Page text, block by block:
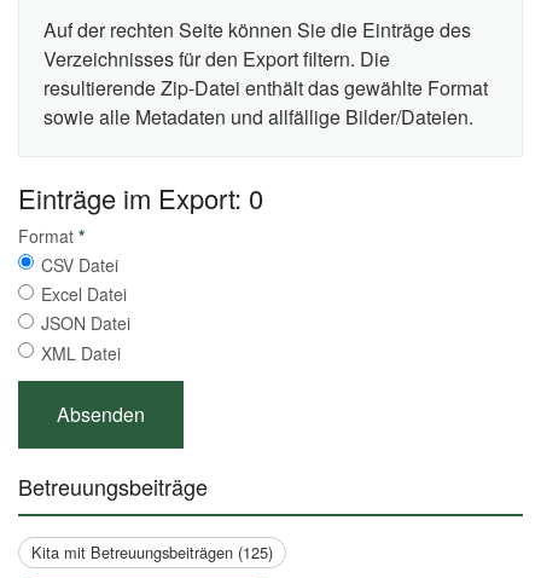
Auf der rechten Seite können Sie die Einträge des
Verzeichnisses für den Export filtern. Die
resultierende Zip-Datei enthält das gewählte Format
sowie alle Metadaten und allfällige Bilder/Dateien.
Einträge im Export: 0
Format *
CSV Datei
Excel Datei
JSON Datei
XML Datei
Betreuungsbeiträge
Kita mit Betreuungsbeiträgen (125)